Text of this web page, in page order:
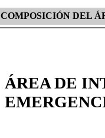
COMPOSICIÓN DEL
ÁREA DE